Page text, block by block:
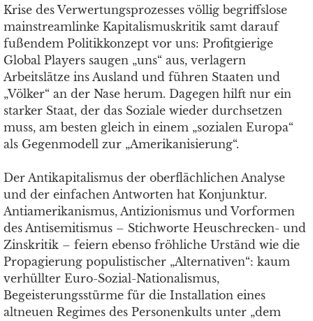
Krise des Verwertungsprozesses völlig begriffslose
mainstreamlinke Kapitalismuskritik samt darauf
fußendem Politikkonzept vor uns: Profitgierige
Global Players saugen „uns“ aus, verlagern
Arbeitslätze ins Ausland und führen Staaten und
„Völker“ an der Nase herum. Dagegen hilft nur ein
starker Staat, der das Soziale wieder durchsetzen
muss, am besten gleich in einem „sozialen Europa“
als Gegenmodell zur „Amerikanisierung“.
Der Antikapitalismus der oberflächlichen Analyse
und der einfachen Antworten hat Konjunktur.
Antiamerikanismus, Antizionismus und Vorformen
des Antisemitismus – Stichworte Heuschrecken- und
Zinskritik – feiern ebenso fröhliche Urständ wie die
Propagierung populistischer „Alternativen“: kaum
verhüllter Euro-Sozial-Nationalismus,
Begeisterungsstürme für die Installation eines
altneuen Regimes des Personenkults unter „dem